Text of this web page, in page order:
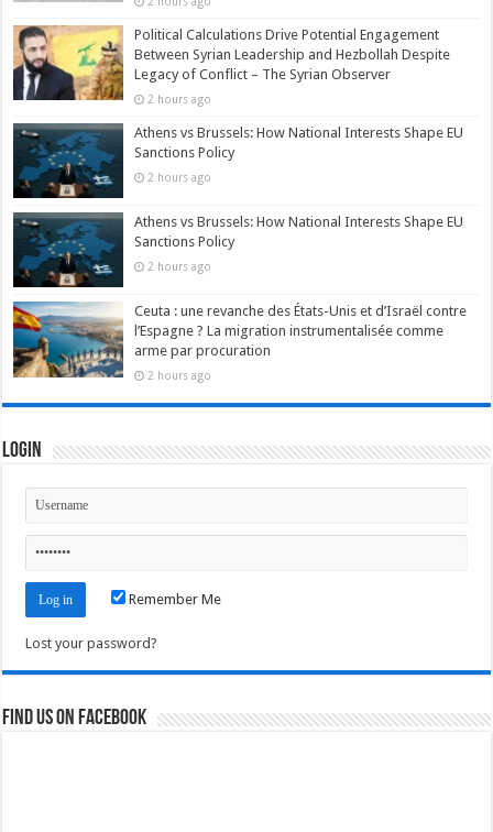
Political Calculations Drive Potential Engagement
Between Syrian Leadership and Hezbollah Despite
Legacy of Conflict – The Syrian Observer
2 hours ago
Athens vs Brussels: How National Interests Shape EU
Sanctions Policy
2 hours ago
Athens vs Brussels: How National Interests Shape EU
Sanctions Policy
2 hours ago
Ceuta : une revanche des États-Unis et d’Israël contre
l’Espagne ? La migration instrumentalisée comme
arme par procuration
2 hours ago
Login
Remember Me
Lost your password?
Find us on Facebook